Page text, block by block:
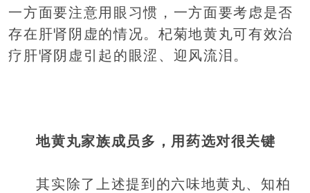
一方面要注意用眼习惯，一方面要考虑是否
存在肝肾阴虚的情况。杞菊地黄丸可有效治
疗肝肾阴虚引起的眼涩、迎风流泪。
地黄丸家族成员多，用药选对很关键
其实除了上述提到的六味地黄丸、知柏